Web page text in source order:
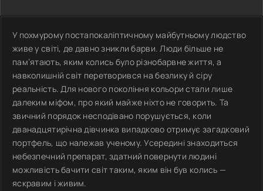
У похмурому постапокаліптичному майбутньому людство
живе у світі, де давно зникли барви. Люди більше не
пам’ятають, яким колись було різнобарвне життя, а
навколишній світ перетворився на безлику й сіру
реальність. Для нового покоління кольори стали лише
далеким міфом, про який майже ніхто не говорить. Та
звичний порядок несподівано порушується, коли
дванадцятирічна дівчинка випадково отримує загадковий
портфель, що належав ученому. Усередині знаходиться
небезпечний препарат, здатний повернути людині
можливість бачити світ таким, яким він був колись —
яскравим і живим.